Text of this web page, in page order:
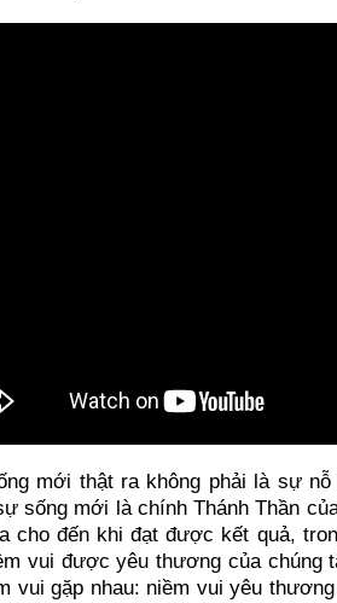
mới thật ra không phải là sự
sống mới là chính Thánh Thần
cho đến khi đạt được kết quả,
vui được yêu thương của chúng
vui gặp nhau: niềm vui yêu